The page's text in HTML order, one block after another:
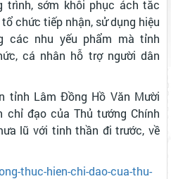
trình, sớm khôi phục ách tắc
chức tiếp nhận, sử dụng hiệu
các nhu yếu phẩm mà tỉnh
cá nhân hỗ trợ người dân
tỉnh Lâm Đồng Hồ Văn Mười
chỉ đạo của Thủ tướng Chính
lũ với tinh thần đi trước, về
thuc-hien-chi-dao-cua-thu-